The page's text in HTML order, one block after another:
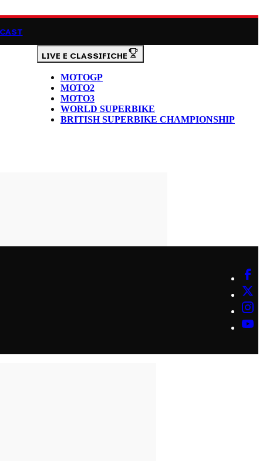
LIVE E CLASSIFICHE
MOTOGP
MOTO2
MOTO3
WORLD SUPERBIKE
BRITISH SUPERBIKE CHAMPIONSHIP